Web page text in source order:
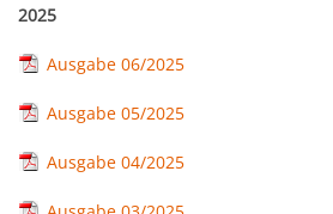
Förderungen
Informationsfreiheit
Abfall & Umwelt
Mobilität & Verkehr
Beherbergung
Stadtgeschichte
Wirtschaftsstruktur
Grundstücke & Geschäftsflächen
2025
Ausgabe 06/2025
Ausgabe 05/2025
Ausgabe 04/2025